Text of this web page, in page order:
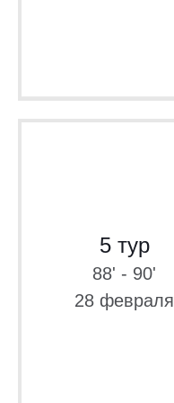
5 тур
88' - 90'
28 февраля